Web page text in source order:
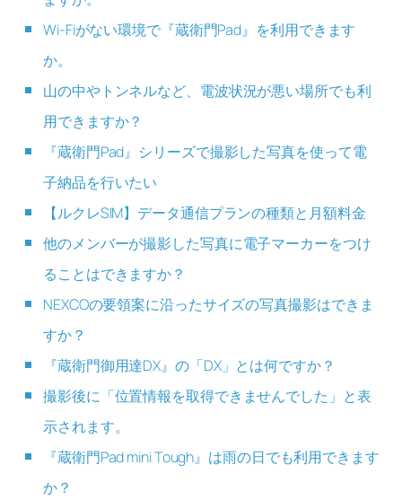
Wi-Fiがない環境で『蔵衛門Pad』を利用できます
か。
山の中やトンネルなど、電波状況が悪い場所でも利
用できますか？
『蔵衛門Pad』シリーズで撮影した写真を使って電
子納品を行いたい
【ルクレSIM】データ通信プランの種類と月額料金
他のメンバーが撮影した写真に電子マーカーをつけ
ることはできますか？
NEXCOの要領案に沿ったサイズの写真撮影はできま
すか？
『蔵衛門御用達DX』の「DX」とは何ですか？
撮影後に「位置情報を取得できませんでした」と表
示されます。
『蔵衛門Pad mini Tough』は雨の日でも利用できます
か？